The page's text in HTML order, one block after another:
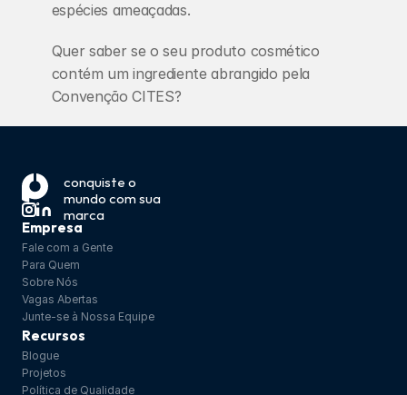
espécies ameaçadas.
Quer saber se o seu produto cosmético
contém um ingrediente abrangido pela
Convenção CITES?
Nanomateriais
conquiste o
mundo com sua
marca
Empresa
Fale com a Gente
Para Quem
Sobre Nós
Vagas Abertas
Junte-se à Nossa Equipe
Recursos
Blogue
Projetos
Política de Qualidade